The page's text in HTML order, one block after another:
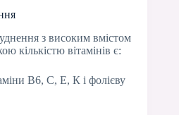
з високим вмістом
кількістю вітамінів є:
В6, С, Е, К і фолієву